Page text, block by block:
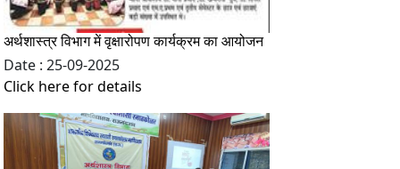
अर्थशास्त्र विभाग में वृक्षारोपण कार्यक्रम का आयोजन
Date : 25-09-2025
Click here for details